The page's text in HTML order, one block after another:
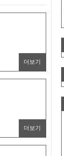
더보기
더보기